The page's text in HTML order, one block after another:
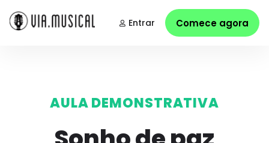
Entrar Comece agora
AULA DEMONSTRATIVA